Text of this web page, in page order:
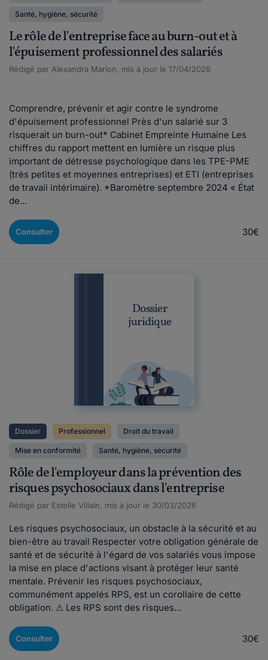
Santé, hygiène, sécurité
Le rôle de l'entreprise face au burn-out et à
l'épuisement professionnel des salariés
Rédigé par Alexandra Marion, mis à jour le 17/04/2026
Comprendre, prévenir et agir contre le syndrome
d'épuisement professionnel Près d'un salarié sur 3
risquerait un burn-out* Cabinet Empreinte Humaine Les
chiffres du rapport mettent en lumière un risque plus
important de détresse psychologique dans les TPE-PME
(très petites et moyennes entreprises) et ETI (entreprises
de travail intérimaire). *Baromètre septembre 2024 « État
de...
Consulter 30€
Dossier
juridique
Dossier Professionnel Droit du travail
Mise en conformité Santé, hygiène, sécurité
Rôle de l'employeur dans la prévention des
risques psychosociaux dans l'entreprise
Rédigé par Estelle Villain, mis à jour le 30/03/2026
Les risques psychosociaux, un obstacle à la sécurité et au
bien-être au travail Respecter votre obligation générale de
santé et de sécurité à l'égard de vos salariés vous impose
la mise en place d'actions visant à protéger leur santé
mentale. Prévenir les risques psychosociaux,
communément appelés RPS, est un corollaire de cette
obligation. ⚠ Les RPS sont des risques...
Consulter 30€